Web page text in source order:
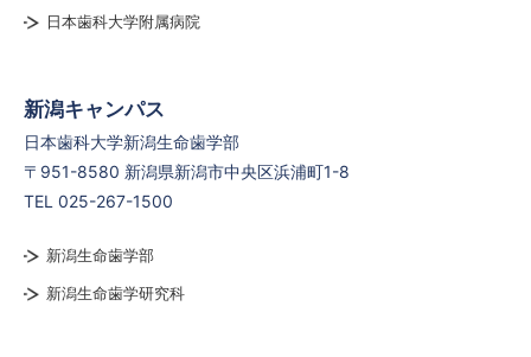
日本歯科大学附属病院
新潟キャンパス
日本歯科大学新潟生命歯学部
〒951-8580 新潟県新潟市中央区浜浦町1-8
TEL 025-267-1500
新潟生命歯学部
新潟生命歯学研究科